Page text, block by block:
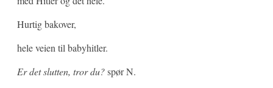
Hurtig bakover,
hele veien til babyhitler.
Er det slutten, tror du?spør N.